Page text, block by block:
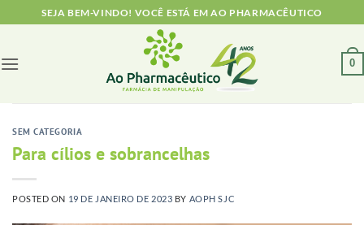
to
SEJA BEM-VINDO! VOCÊ ESTÁ EM AO PHARMACÊUTICO
0
SEM CATEGORIA
Para cílios e sobrancelhas
POSTED ON 19 DE JANEIRO DE 2023 BY AOPH SJC